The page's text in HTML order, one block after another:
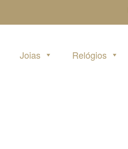
Joias Relógios